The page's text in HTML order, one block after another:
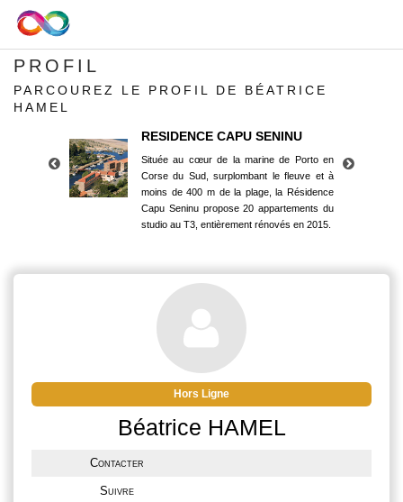
PROFIL
PARCOUREZ LE PROFIL DE BÉATRICE
HAMEL
RESIDENCE CAPU SENINU
Située au cœur de la marine de Porto en
Corse du Sud, surplombant le fleuve et à
moins de 400 m de la plage, la Résidence
Capu Seninu propose 20 appartements du
studio au T3, entièrement rénovés en 2015.
Corse du Sud, surplombant le fleuve et à
moins de 400 m de la plage, la Résidence
Capu Seninu propose 20 appartements du
studio au T3, entièrement rénovés en 2015.
Hors Ligne
Béatrice HAMEL
Contacter
Suivre